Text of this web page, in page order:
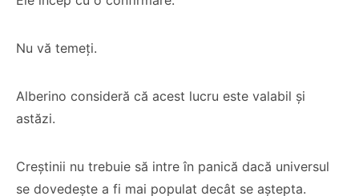
Nu vă temeți.
Alberino consideră că acest lucru este valabil și
astăzi.
Creștinii nu trebuie să intre în panică dacă universul
se dovedește a fi mai populat decât se aștepta.